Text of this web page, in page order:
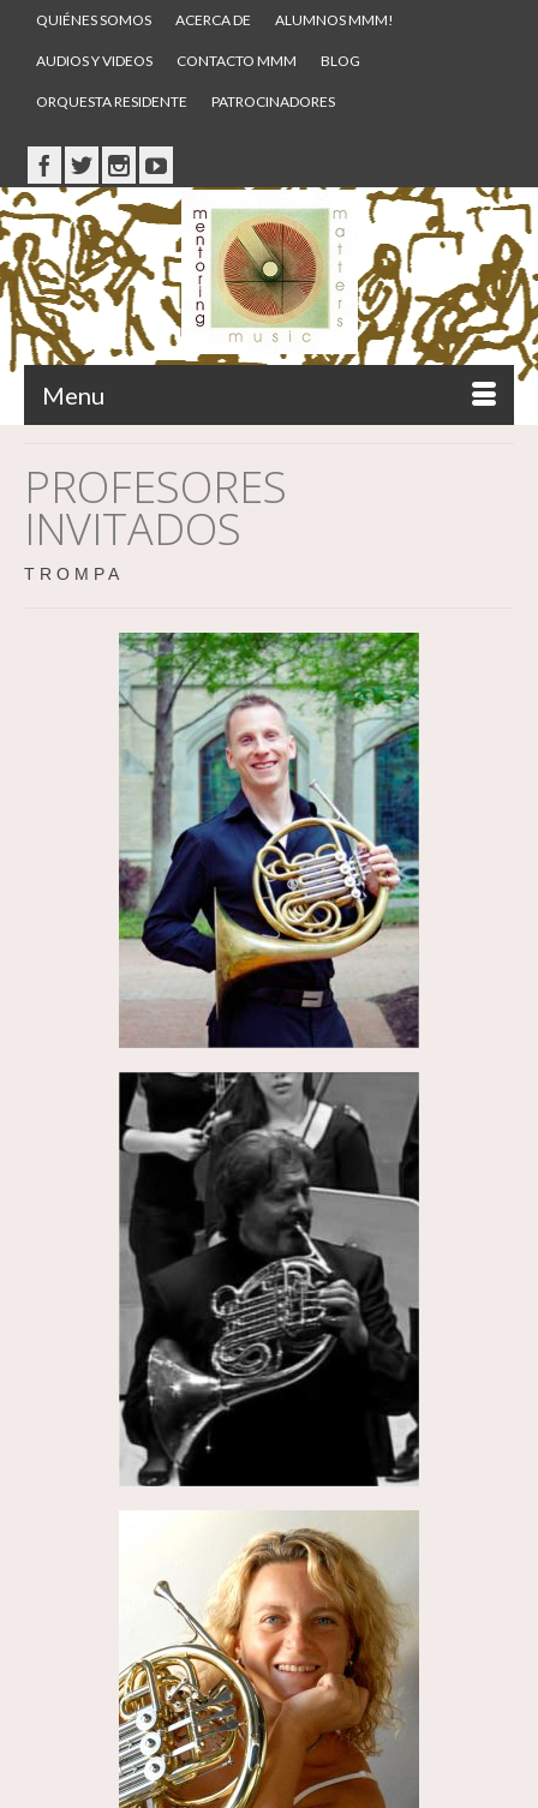
QUIÉNES SOMOS ACERCA DE ALUMNOS MMM!
AUDIOS Y VIDEOS CONTACTO MMM BLOG
ORQUESTA RESIDENTE PATROCINADORES
Menu
PROFESORES
INVITADOS
T R O M P A